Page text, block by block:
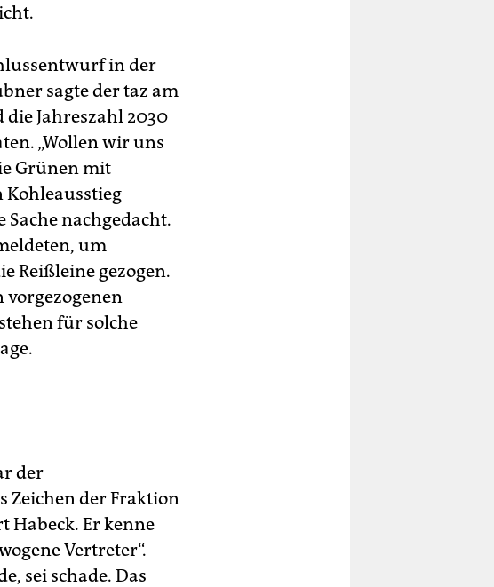
in der
sagte der taz am
Jahreszahl 2030
„Wollen wir uns
Grünen mit
Kohleausstieg
Sache nachgedacht.
um
Reißleine gezogen.
für solche
der
Zeichen der Fraktion
Habeck. Er kenne
Vertreter“.
sei schade. Das